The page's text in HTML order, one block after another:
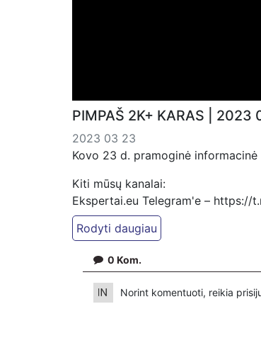
PIMPAŠ 2K+ KARAS | 2023
2023 03 23
Kovo 23 d. pramoginė informacinė
Kiti mūsų kanalai:
Ekspertai.eu Telegram'e – https://
PressJazz TV Telegram: https://
Dailymotion: https://
https://www.pressjazz.tv
https://www.ekspertai.eu
0 Kom.
Norint komentuoti, reikia